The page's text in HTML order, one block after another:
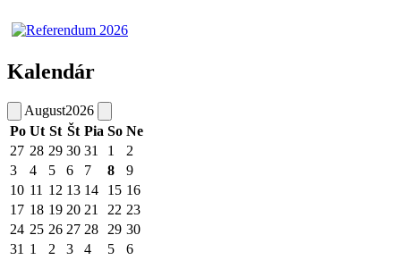
Kalendár
August2026
Po Ut St Št Pia So Ne
27 28 29 30 31 1
2
3
4 5 6 7 8
9
10 11 12 13 14 15 16
17 18 19 20 21 22 23
24 25 26 27 28 29 30
31 1 2 3 4 5 6